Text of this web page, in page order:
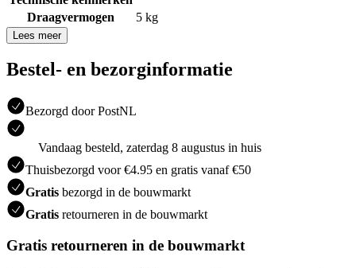
Draagvermogen
5 kg
Lees meer
Bestel- en bezorginformatie
Bezorgd door PostNL
Vandaag besteld, zaterdag 8 augustus in huis
Thuisbezorgd voor €4.95 en gratis vanaf €50
Gratis bezorgd in de bouwmarkt
Gratis retourneren in de bouwmarkt
Gratis retourneren in de bouwmarkt